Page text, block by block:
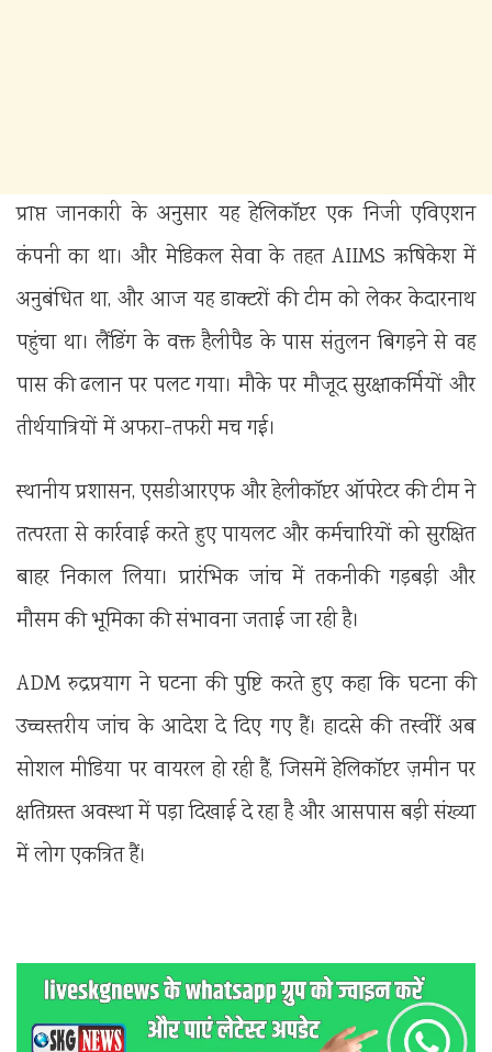
प्राप्त जानकारी के अनुसार यह हेलिकॉप्टर एक निजी एविएशन
कंपनी का था। और मेडिकल सेवा के तहत AIIMS ऋषिकेश में
अनुबंधित था, और आज यह डाक्टरों की टीम को लेकर केदारनाथ
पहुंचा था। लैंडिंग के वक्त हैलीपैड के पास संतुलन बिगड़ने से वह
पास की ढलान पर पलट गया। मौके पर मौजूद सुरक्षाकर्मियों और
तीर्थयात्रियों में अफरा-तफरी मच गई।
स्थानीय प्रशासन, एसडीआरएफ और हेलीकॉप्टर ऑपरेटर की टीम ने
तत्परता से कार्रवाई करते हुए पायलट और कर्मचारियों को सुरक्षित
बाहर निकाल लिया। प्रारंभिक जांच में तकनीकी गड़बड़ी और
मौसम की भूमिका की संभावना जताई जा रही है।
ADM रुद्रप्रयाग ने घटना की पुष्टि करते हुए कहा कि घटना की
उच्चस्तरीय जांच के आदेश दे दिए गए हैं। हादसे की तस्वीरें अब
सोशल मीडिया पर वायरल हो रही हैं, जिसमें हेलिकॉप्टर ज़मीन पर
क्षतिग्रस्त अवस्था में पड़ा दिखाई दे रहा है और आसपास बड़ी संख्या
में लोग एकत्रित हैं।